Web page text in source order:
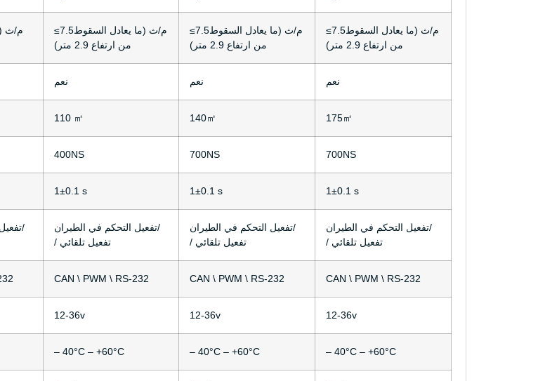
≤7.5م/ث (ما يعادل السقوط
من ارتفاع 2.9 متر)
≤7.5م/ث (ما يعادل السقوط
من ارتفاع 2.9 متر)
≤7.5م/ث (ما يعادل السقوط
من ارتفاع 2.9 متر)
نعم نعم نعم
110 ㎡ 140㎡ 175㎡
400NS 700NS 700NS
1±0.1 s 1±0.1 s 1±0.1 s
تفعيل التحكم في الطيران/
تفعيل التحكم في الطيران/
/ تفعيل تلقائي
تفعيل التحكم في الطيران/
/ تفعيل تلقائي
تفعيل التحكم في الطيران/
/ تفعيل تلقائي
CAN \ PWM \ RS-232 CAN \ PWM \ RS-232 CAN \ PWM \ RS-232
12-36v 12-36v 12-36v
– 40°C – +60°C – 40°C – +60°C – 40°C – +60°C